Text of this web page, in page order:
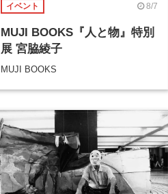
イベント 8/7
MUJI BOOKS『人と物』特別
展 宮脇綾子
MUJI BOOKS